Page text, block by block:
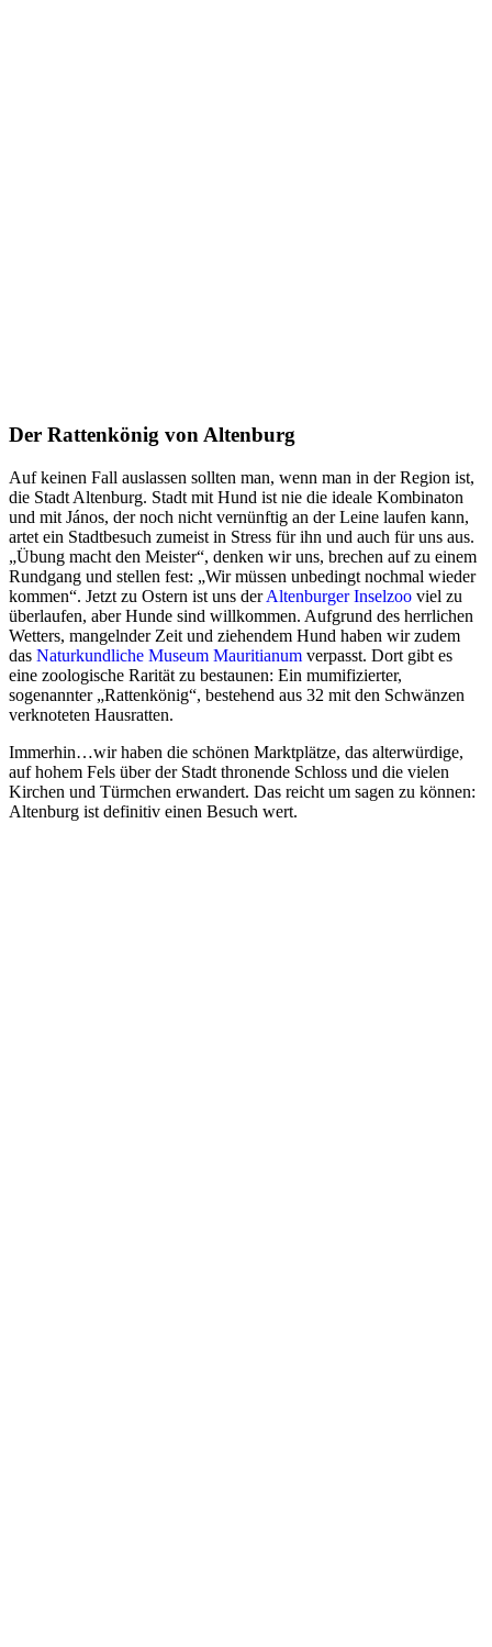
Der Rattenkönig von Altenburg
Auf keinen Fall auslassen sollten man, wenn man in der Region ist,
die Stadt Altenburg. Stadt mit Hund ist nie die ideale Kombinaton
und mit János, der noch nicht vernünftig an der Leine laufen kann,
artet ein Stadtbesuch zumeist in Stress für ihn und auch für uns aus.
„Übung macht den Meister“, denken wir uns, brechen auf zu einem
Rundgang und stellen fest: „Wir müssen unbedingt nochmal wieder
kommen“. Jetzt zu Ostern ist uns derAltenburger Inselzoo viel zu
überlaufen, aber Hunde sind willkommen. Aufgrund des herrlichen
Wetters, mangelnder Zeit und ziehendem Hund haben wir zudem
das Naturkundliche Museum Mauritianum verpasst. Dort gibt es
eine zoologische Rarität zu bestaunen: Ein mumifizierter,
sogenannter „Rattenkönig“, bestehend aus 32 mit den Schwänzen
verknoteten Hausratten.
Immerhin…wir haben die schönen Marktplätze, das alterwürdige,
auf hohem Fels über der Stadt thronende Schloss und die vielen
Kirchen und Türmchen erwandert. Das reicht um sagen zu können:
Altenburg ist definitiv einen Besuch wert.